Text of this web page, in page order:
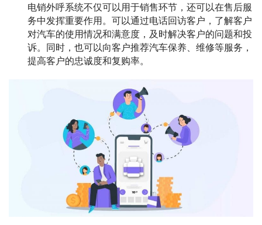
电销外呼系统不仅可以用于销售环节，还可以在售后服
务中发挥重要作用。可以通过电话回访客户，了解客户
对汽车的使用情况和满意度，及时解决客户的问题和投
诉。同时，也可以向客户推荐汽车保养、维修等服务，
提高客户的忠诚度和复购率。